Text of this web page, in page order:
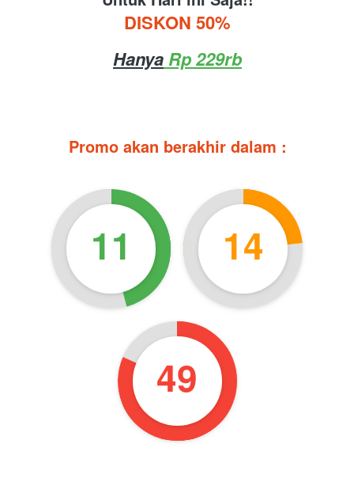
DISKON 50%
Hanya Rp 229rb
Promo akan berakhir dalam :
11 14
48